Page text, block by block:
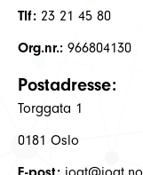
Tlf: 23 21 45 80
Org.nr.: 966804130
Postadresse:
Torggata 1
0181 Oslo